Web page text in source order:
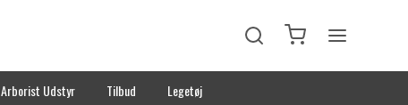
Arborist Udstyr Tilbud Legetøj